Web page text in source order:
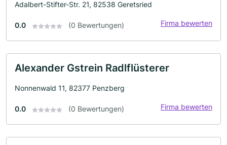
Adalbert-Stifter-Str. 21, 82538 Geretsried
0.0 (0 Bewertungen) Firma bewerten
Alexander Gstrein Radlflüsterer
Nonnenwald 11, 82377 Penzberg
0.0 (0 Bewertungen) Firma bewerten